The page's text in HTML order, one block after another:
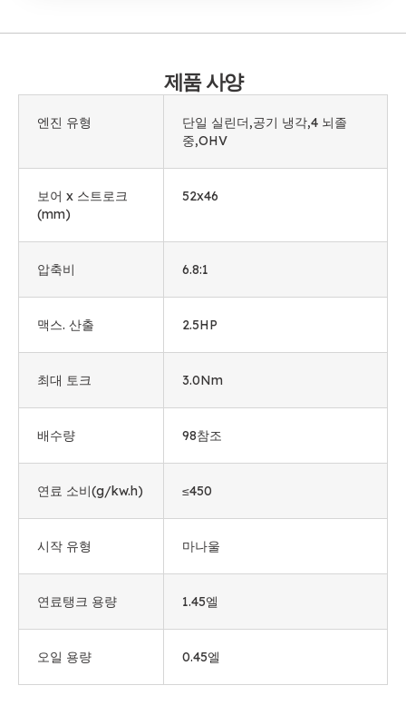
제품 사양
엔진 유형
단일 실린더,공기 냉각,4 뇌졸
중,OHV
보어 x 스트로크
(mm)
52x46
압축비 6.8:1
맥스. 산출 2.5HP
최대 토크 3.0Nm
배수량 98참조
연료 소비(g/kw.h) ≤450
시작 유형 마나울
연료탱크 용량 1.45엘
오일 용량 0.45엘